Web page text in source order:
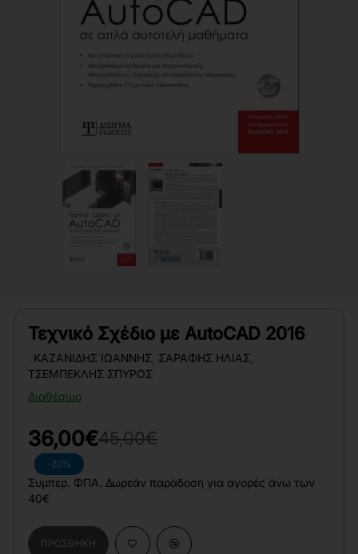
Τεχνικό Σχέδιο με AutoCAD 2016
Διαθέσιμο
: ΚΑΖΑΝΊΔΗΣ ΙΩΆΝΝΗΣ ΣΑΡΆΦΗΣ ΗΛΊΑΣ
ΤΣΕΜΠΕΚΛΉΣ ΣΠΎΡΟΣ
-20%
36,00€45,00€
Συμπερ. ΦΠΑ. Δωρεάν παράδοση για αγορές άνω των
40€
ΠΡΟΣΘΉΚΗ